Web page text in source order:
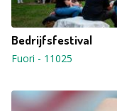
Bedrijfsfestival
Fuori - 11025